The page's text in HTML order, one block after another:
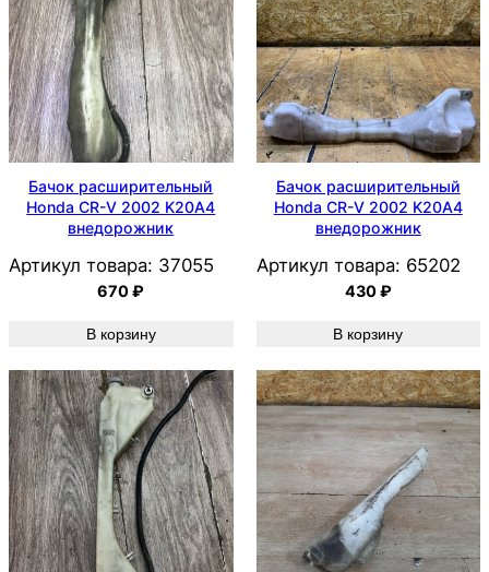
Бачок расширительный
Honda CR-V 2002 K20A4
внедорожник
Артикул товара: 37055
670₽
В корзину
Бачок расширительный
Honda CR-V 2002 K20A4
внедорожник
Артикул товара: 65202
430₽
В корзину